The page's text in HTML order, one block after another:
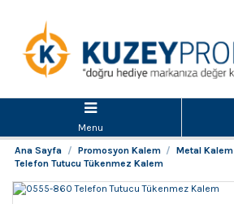
Menu
Ana Sayfa
Promosyon Kalem Metal Kalem
Telefon Tutucu Tükenmez Kalem